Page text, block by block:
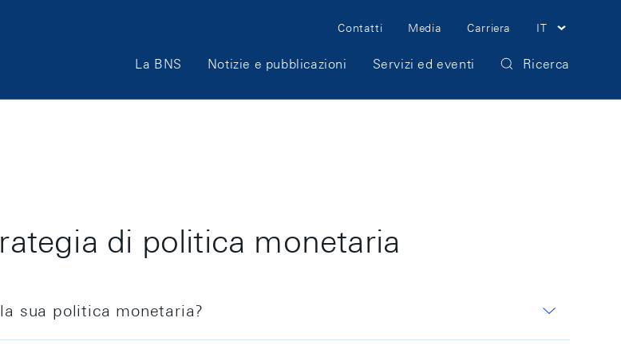
Meta
Navigation
Contatti Media Carriera IT
Main
Navigation
La BNS Notizie e pubblicazioni Servizi ed eventi Ricerca
di politica monetaria
sua politica monetaria?